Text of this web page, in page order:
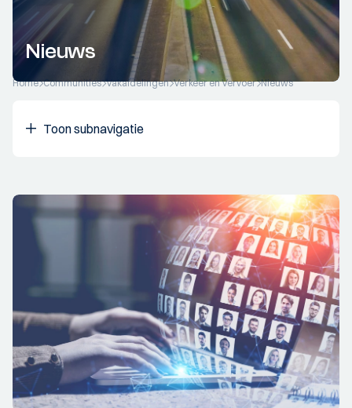
Nieuws
Home Communities Vakafdelingen Verkeer en Vervoer Nieuws
Toon subnavigatie